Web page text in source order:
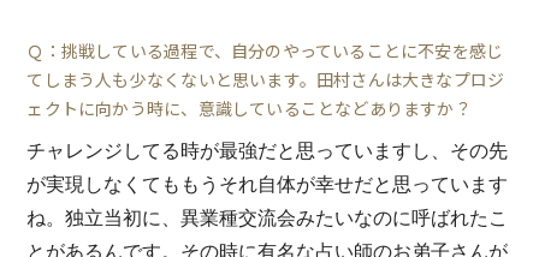
Ｑ：挑戦している過程で、自分のやっていることに不安を感じ
てしまう人も少なくないと思います。田村さんは大きなプロジ
ェクトに向かう時に、意識していることなどありますか？
チャレンジしてる時が最強だと思っていますし、その先
が実現しなくてももうそれ自体が幸せだと思っています
ね。独立当初に、異業種交流会みたいなのに呼ばれたこ